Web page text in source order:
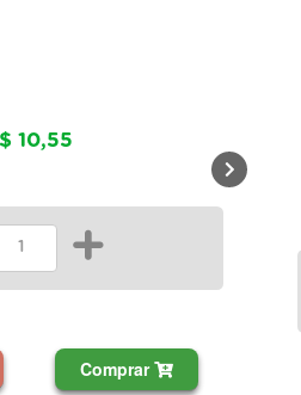
10,55
+
Comprar